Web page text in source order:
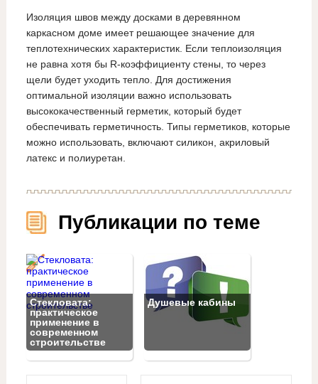
Изоляция швов между досками в деревянном
каркасном доме имеет решающее значение для
теплотехнических характеристик. Если теплоизоляция
не равна хотя бы R-коэффициенту стены, то через
щели будет уходить тепло. Для достижения
оптимальной изоляции важно использовать
высококачественный герметик, который будет
обеспечивать герметичность. Типы герметиков, которые
можно использовать, включают силикон, акриловый
латекс и полиуретан.
Публикации по теме
Стекловата:
практическое
применение в
современном
строительстве
Душевые кабины